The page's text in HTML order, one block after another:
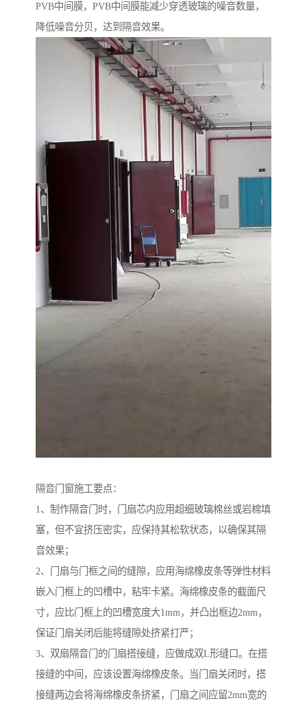
PVB中间膜，PVB中间膜能减少穿透玻璃的噪音数量，
降低噪音分贝，达到隔音效果。
隔音门窗施工要点：
1、制作隔音门时，门扇芯内应用超细玻璃棉丝或岩棉填
塞，但不宜挤压密实，应保持其松软状态，以确保其隔
音效果；
2、门扇与门框之间的缝隙，应用海绵橡皮条等弹性材料
嵌入门框上的凹槽中，粘牢卡紧。海绵橡皮条的截面尺
寸，应比门框上的凹槽宽度大1mm，并凸出框边2mm，
保证门扇关闭后能将缝隙处挤紧打严；
3、双扇隔音门的门扇搭接缝，应做成双L形缝口。在搭
接缝的中间，应该设置海绵橡皮条。当门扇关闭时，搭
接缝两边会将海绵橡皮条挤紧，门扇之间应留2mm宽的